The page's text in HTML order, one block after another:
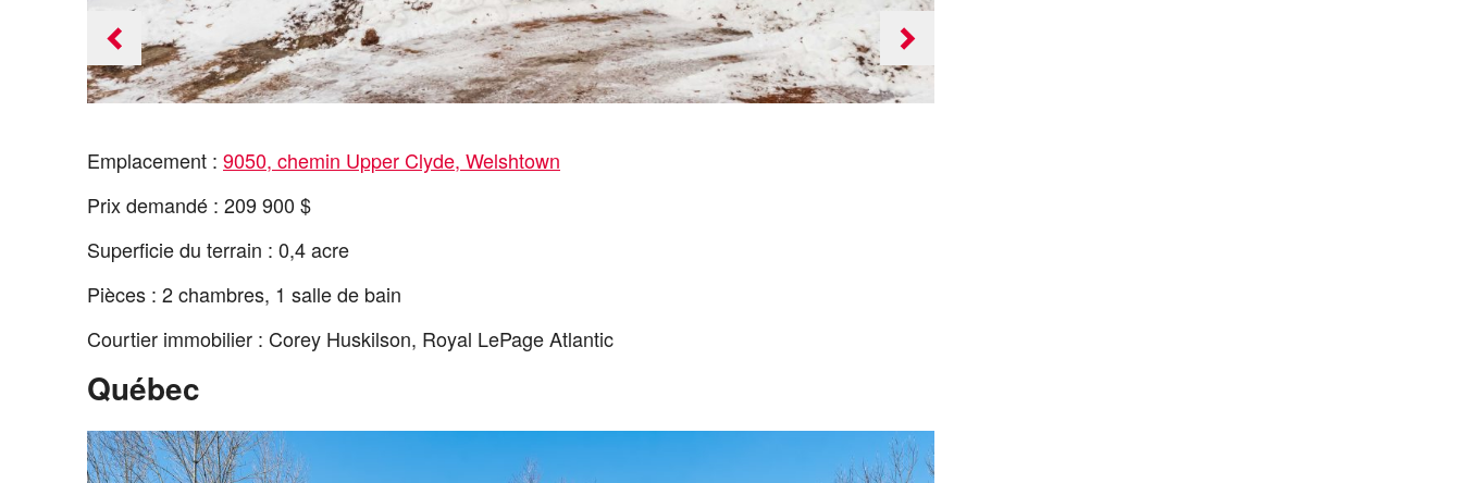
Previous
slide
Next
slide
Emplacement : 9050, chemin Upper Clyde, Welshtown
Prix demandé : 209 900 $
Superficie du terrain : 0,4 acre
Pièces : 2 chambres, 1 salle de bain
Courtier immobilier : Corey Huskilson, Royal LePage Atlantic
Québec